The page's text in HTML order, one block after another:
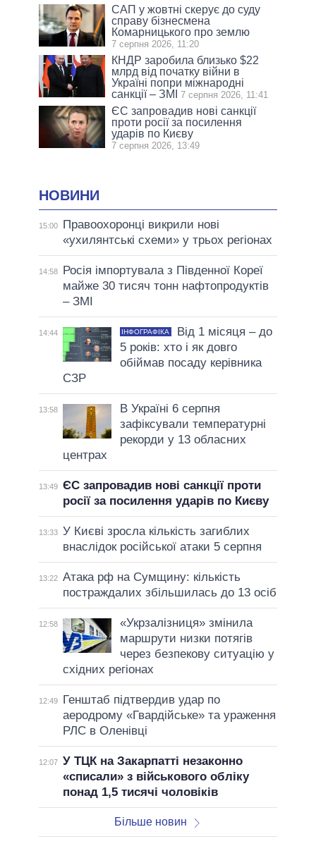
САП у жовтні скерує до суду
справу бізнесмена
Комарницького про землю
7 серпня 2026, 11:20
КНДР заробила близько $22
млрд від початку війни в
Україні попри міжнародні
санкції – ЗМІ
7 серпня 2026, 11:41
ЄС запровадив нові санкції
проти росії за посилення
ударів по Києву
7 серпня 2026, 13:49
НОВИНИ
15:00
Правоохоронці викрили нові
«ухилянтські схеми» у трьох регіонах
14:58
Росія імпортувала з Південної Кореї
майже 30 тисяч тонн нафтопродуктів
– ЗМІ
14:44 ІНФОГРАФІКА
Від 1 місяця – до
5 років: хто і як довго
обіймав посаду керівника
СЗР
13:58
В Україні 6 серпня
зафіксували температурні
рекорди у 13 обласних
центрах
13:49 ЄС запровадив нові санкції проти
росії за посилення ударів по Києву
13:33 У Києві зросла кількість загиблих
внаслідок російської атаки 5 серпня
13:22 Атака рф на Сумщину: кількість
постраждалих збільшилась до 13 осіб
12:58
«Укрзалізниця» змінила
маршрути низки потягів
через безпекову ситуацію у
східних регіонах
12:49
Генштаб підтвердив удар по
аеродрому «Гвардійське» та ураження
РЛС в Оленівці
12:07 У ТЦК на Закарпатті незаконно
«списали» з військового обліку
понад 1,5 тисячі чоловіків
Більше новин